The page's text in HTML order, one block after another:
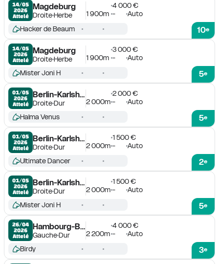
14/05
2026
Attelé
Magdeburg
DroiteHerbe
4 000 €
1 900m - Auto
10e
Hacker de Beaum
14/05
2026
Attelé
Magdeburg
DroiteHerbe
3 000 €
1 900m - Auto
5e
Mister Joni H
01/05
2026
Attelé
Berlin-Karlshorst
DroiteDur
2 000 €
2 000m - Auto
5e
Halma Venus
01/05
2026
Attelé
Berlin-Karlshorst
DroiteDur
1 500 €
2 000m - Auto
2e
Ultimate Dancer
01/05
2026
Attelé
Berlin-Karlshorst
DroiteDur
1 500 €
2 000m - Auto
5e
Mister Joni H
26/04
2026
Attelé
Hambourg-Bahrenfeld
GaucheDur
4 000 €
2 200m - Auto
3e
Birdy